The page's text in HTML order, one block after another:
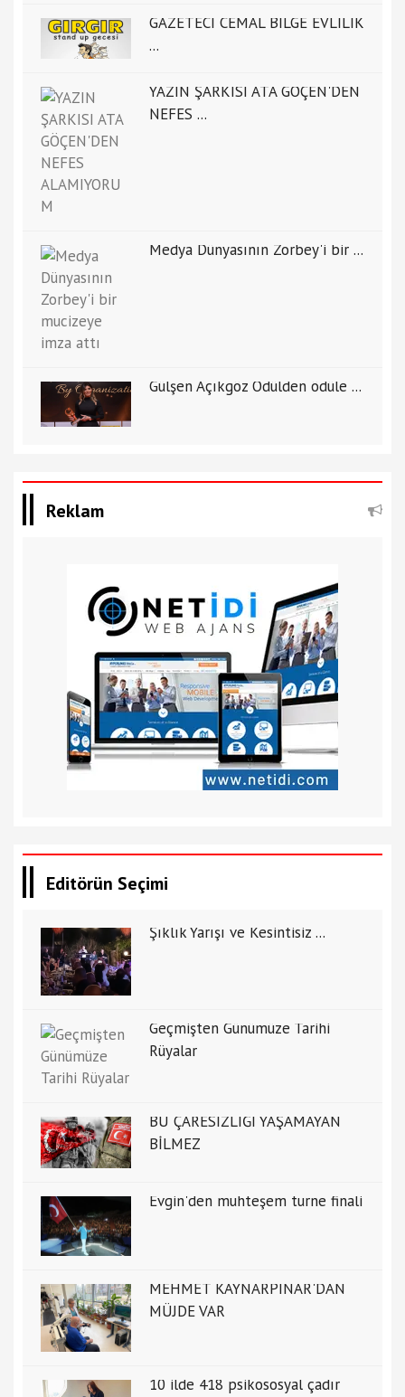
GAZETECİ CEMAL BİLGE EVLİLİK
...
YAZIN ŞARKISI ATA GÖÇEN'DEN
NEFES ...
Medya Dünyasının Zorbey'i bir ...
Gülşen Açıkgöz Ödülden ödüle ...
Reklam
Editörün Seçimi
Şıklık Yarışı ve Kesintisiz ...
Geçmişten Günümüze Tarihi
Rüyalar
BU ÇARESİZLİĞİ YAŞAMAYAN
BİLMEZ
Evgin'den muhteşem turne finali
MEHMET KAYNARPINAR'DAN
MÜJDE VAR
10 ilde 418 psikososyal çadır